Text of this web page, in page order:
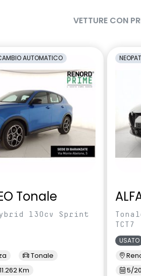
VETTURE CON
AUTOMATICO
Tonale
130cv Sprint
Tonale
11.262 Km
TCT7
USATO
5/